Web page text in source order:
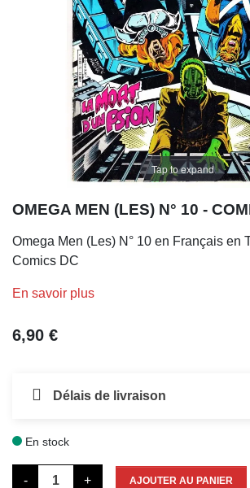
Tap to expand
OMEGA MEN (LES) N° 10 -
Omega Men (Les) N° 10 en Français en
Comics DC
En savoir plus
6,90 €
Délais de livraison
En stock
- + AJOUTER AU PANIER